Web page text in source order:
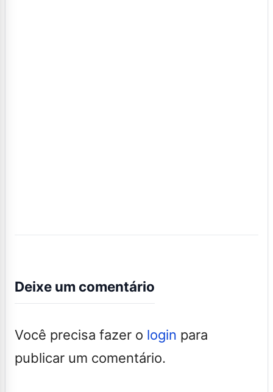
Deixe um comentário
Você precisa fazer o login para
publicar um comentário.